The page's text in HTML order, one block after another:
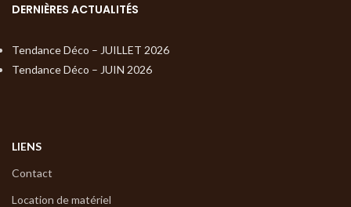
DERNIÈRES ACTUALITÉS
Tendance Déco – JUILLET 2026
Tendance Déco – JUIN 2026
LIENS
Contact
Location de matériel